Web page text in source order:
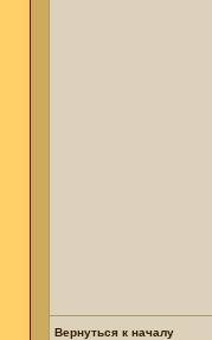
Вернуться к началу